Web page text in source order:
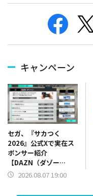
キャンペーン
セガ、『サカつく
2026』公式Xで実在ス
ポンサー紹介
【DAZN（ダゾー
ン）】篇をポスト
2026.08.07 19:00